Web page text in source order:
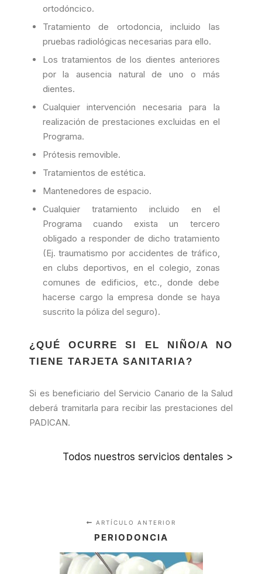
ortodóncico.
Tratamiento de ortodoncia, incluido las
pruebas radiológicas necesarias para ello.
Los tratamientos de los dientes anteriores
por la ausencia natural de uno o más
dientes.
Cualquier intervención necesaria para la
realización de prestaciones excluidas en el
Programa.
Prótesis removible.
Tratamientos de estética.
Mantenedores de espacio.
Cualquier tratamiento incluido en el
Programa cuando exista un tercero
obligado a responder de dicho tratamiento
(Ej. traumatismo por accidentes de tráfico,
en clubs deportivos, en el colegio, zonas
comunes de edificios, etc., donde debe
hacerse cargo la empresa donde se haya
suscrito la póliza del seguro).
¿QUÉ OCURRE SI EL NIÑO/A NO
TIENE TARJETA SANITARIA?
Si es beneficiario del Servicio Canario de la Salud
deberá tramitarla para recibir las prestaciones del
PADICAN.
Todos nuestros servicios dentales >
ARTÍCULO ANTERIOR
PERIODONCIA